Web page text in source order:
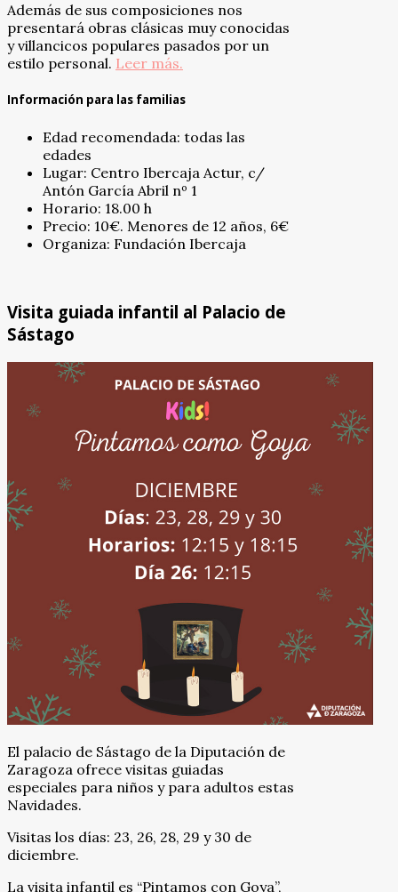
Además de sus composiciones nos
presentará obras clásicas muy conocidas
y villancicos populares pasados por un
estilo personal. Leer más.
Información para las familias
Edad recomendada: todas las
edades
Lugar: Centro Ibercaja Actur, c/
Antón García Abril nº 1
Horario: 18.00 h
Precio: 10€. Menores de 12 años, 6€
Organiza: Fundación Ibercaja
Visita guiada infantil al Palacio de
Sástago
El palacio de Sástago de la Diputación de
Zaragoza ofrece visitas guiadas
especiales para niños y para adultos estas
Navidades.
Visitas los días: 23, 26, 28, 29 y 30 de
diciembre.
La visita infantil es “Pintamos con Goya”,